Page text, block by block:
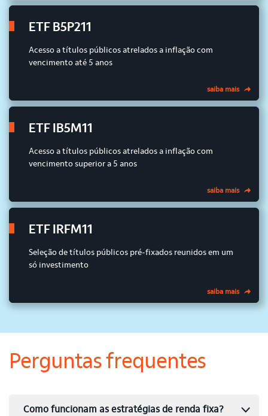
ETF B5P211
Acesso a títulos públicos atrelados a inflação com
vencimento até 5 anos
saiba mais
ETF IB5M11
Acesso a títulos públicos atrelados a inflação com
vencimento superior a 5 anos
saiba mais
ETF IRFM11
Seleção de títulos públicos pré-fixados reunidos em um
só investimento
saiba mais
Perguntas frequentes
Como funcionam as estratégias de renda fixa?